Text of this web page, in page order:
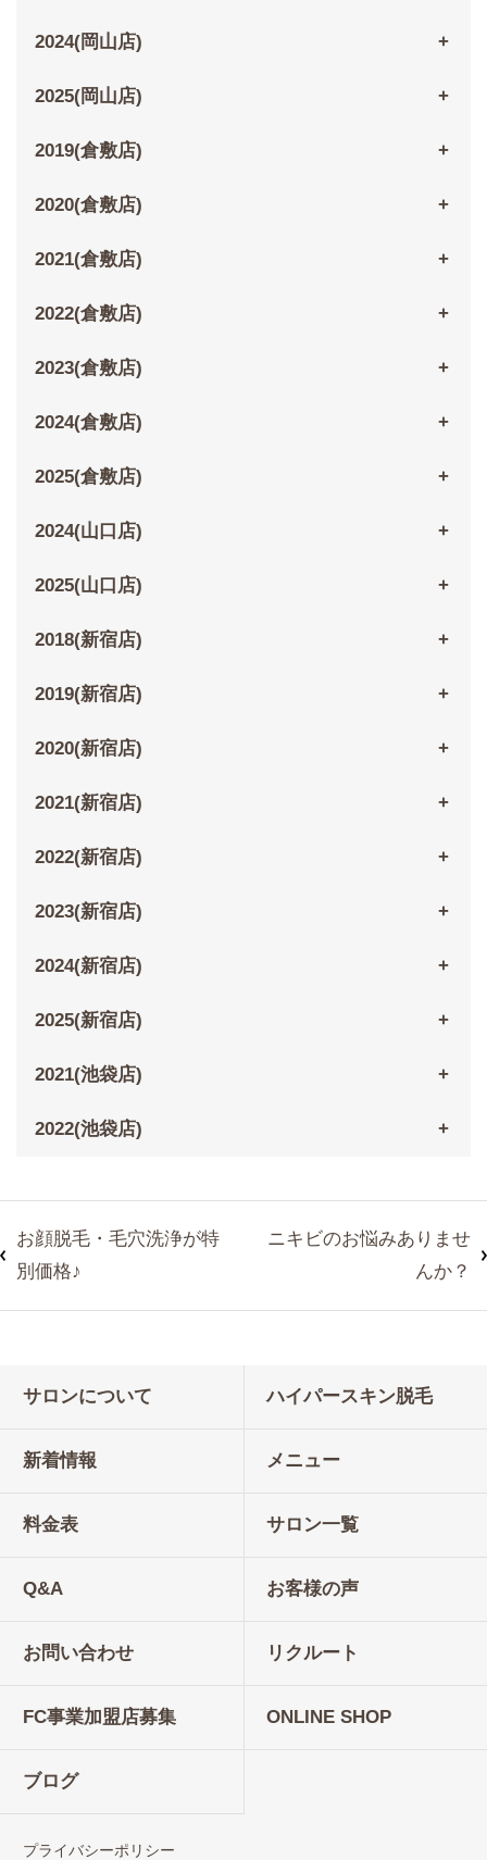
2024(岡山店)
2025(岡山店)
2019(倉敷店)
2020(倉敷店)
2021(倉敷店)
2022(倉敷店)
2023(倉敷店)
2024(倉敷店)
2025(倉敷店)
2024(山口店)
2025(山口店)
2018(新宿店)
2019(新宿店)
2020(新宿店)
2021(新宿店)
2022(新宿店)
2023(新宿店)
2024(新宿店)
2025(新宿店)
2021(池袋店)
2022(池袋店)
お顔脱毛・毛穴洗浄が特
別価格♪
ニキビのお悩みありませ
んか？
サロンについて ハイパースキン脱毛
新着情報 メニュー
料金表 サロン一覧
Q&A お客様の声
お問い合わせ リクルート
FC事業加盟店募集 ONLINE SHOP
ブログ
プライバシーポリシー